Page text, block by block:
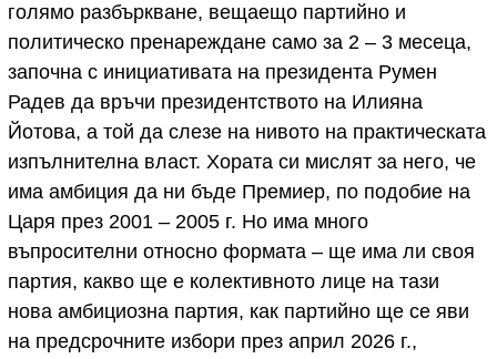
голямо разбъркване, вещаещо партийно и
политическо пренареждане само за 2 – 3 месеца,
започна с инициативата на президента Румен
Радев да връчи президентството на Илияна
Йотова, а той да слезе на нивото на практическата
изпълнителна власт. Хората си мислят за него, че
има амбиция да ни бъде Премиер, по подобие на
Царя през 2001 – 2005 г. Но има много
въпросителни относно формата – ще има ли своя
партия, какво ще е колективното лице на тази
нова амбициозна партия, как партийно ще се яви
на предсрочните избори през април 2026 г.,